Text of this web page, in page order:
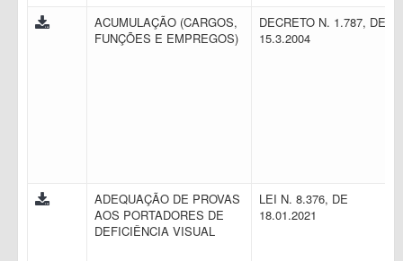
ACUMULAÇÃO (CARGOS,
FUNÇÕES E EMPREGOS)
DECRETO N. 1.787, DE
15.3.2004
ADEQUAÇÃO DE PROVAS
AOS PORTADORES DE
DEFICIÊNCIA VISUAL
LEI N. 8.376, DE
18.01.2021